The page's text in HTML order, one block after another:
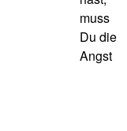
muss
Du die
Angst